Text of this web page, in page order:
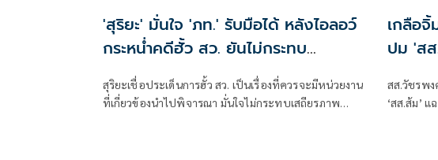
'สุริยะ' มั่นใจ 'ภท.' รับมือได้ หลังไอลอว์
กระหน่ำคดีฮั้ว สว. ยันไม่กระทบ
เสถียรภาพรัฐบาล
สุริยะเชื่อประเด็นการฮั้ว สว. เป็นเรื่องที่ควรจะมีหน่วยงาน
ที่เกี่ยวข้องนำไปพิจารณา มั่นใจไม่กระทบเสถียรภาพ
เกลือ
ปม 'สส
ก่อนต
สส.วัชรพง
‘สส.ส้ม’